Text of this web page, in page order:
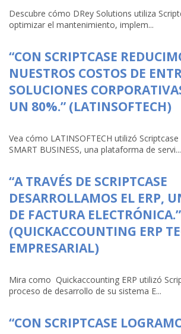
Descubre cómo DRey Solutions utiliza
optimizar el mantenimiento, implem...
“CON SCRIPTCASE
NUESTROS COSTOS DE
SOLUCIONES
UN 80%.” (LATINSOFTECH)
Vea cómo LATINSOFTECH utilizó
SMART BUSINESS, una plataforma de servi...
“A TRAVÉS DE SCRIPTCASE
DESARROLLAMOS EL ERP,
DE FACTURA ELECTRÓNICA.”
(QUICKACCOUNTING ERP
EMPRESARIAL)
Mira como Quickaccounting ERP utilizó
proceso de desarrollo de su sistema E...
“CON SCRIPTCASE